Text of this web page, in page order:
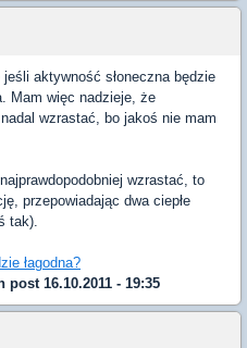
aktywność słoneczna będzie
Mam więc nadzieje, że
wzrastać, bo jakoś nie mam
wzrastać, to
przepowiadając dwa ciepłe
tak).
łagodna?
post 16.10.2011 - 19:35